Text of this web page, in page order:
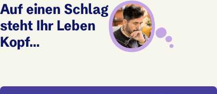
Auf einen Schlag
steht Ihr Leben
Kopf...